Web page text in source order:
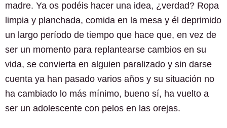
madre. Ya os podéis hacer una idea, ¿verdad? Ropa
limpia y planchada, comida en la mesa y él deprimido
un largo período de tiempo que hace que, en vez de
ser un momento para replantearse cambios en su
vida, se convierta en alguien paralizado y sin darse
cuenta ya han pasado varios años y su situación no
ha cambiado lo más mínimo, bueno sí, ha vuelto a
ser un adolescente con pelos en las orejas.